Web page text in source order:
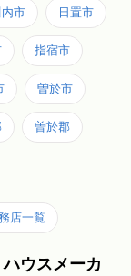
市 日置市
指宿市
曽於市
曽於郡
店一覧
ウスメーカ